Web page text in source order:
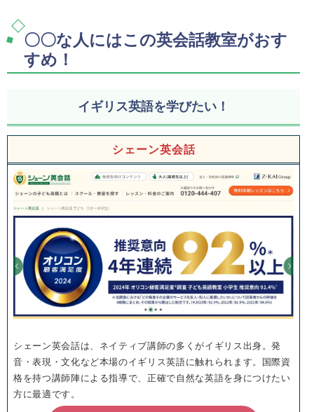
〇〇な人にはこの英会話教室がおす
すめ！
イギリス英語を学びたい！
シェーン英会話
シェーン英会話は、ネイティブ講師の多くがイギリス出身。発
音・表現・文化など本場のイギリス英語に触れられます。国際資
格を持つ講師陣による指導で、正確で自然な英語を身につけたい
方に最適です。